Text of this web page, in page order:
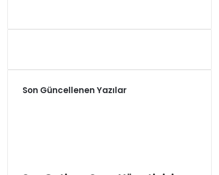
Son Güncellenen Yazılar